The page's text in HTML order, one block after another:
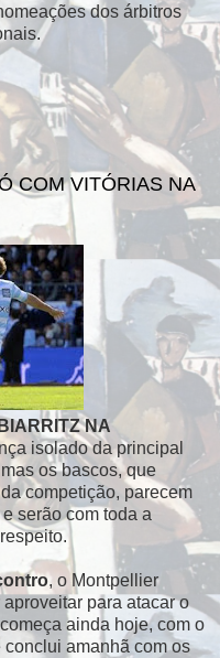
dos árbitros
COM VITÓRIAS NA
NA
isolado da principal
os bascos, que
competição, parecem
serão com toda a
, o Montpellier
para atacar o
ainda hoje, com o
conclui amanhã com os